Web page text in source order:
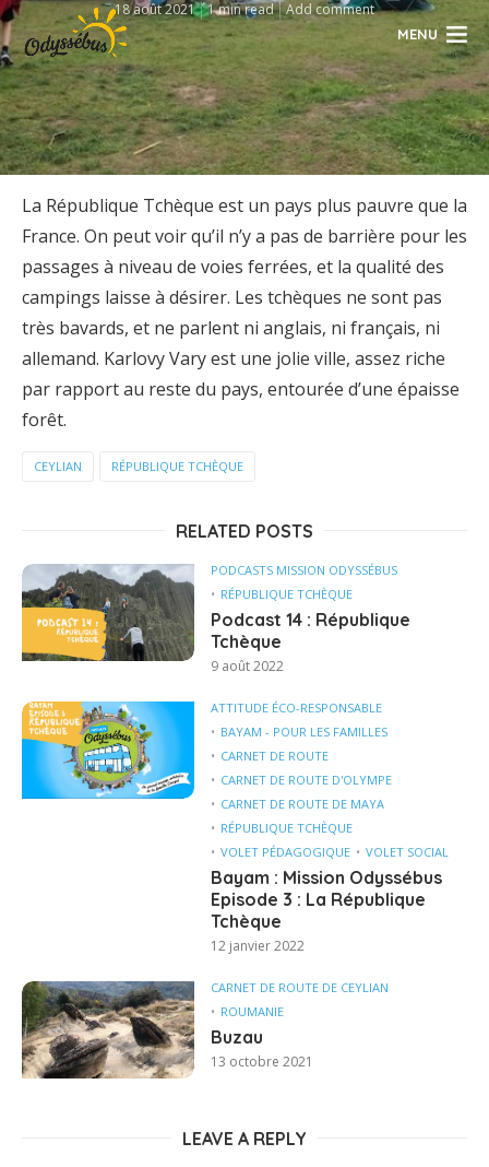
MENU
18 août 2021 1 min read Add comment
La République Tchèque est un pays plus pauvre que la
France. On peut voir qu’il n’y a pas de barrière pour les
passages à niveau de voies ferrées, et la qualité des
campings laisse à désirer. Les tchèques ne sont pas
très bavards, et ne parlent ni anglais, ni français, ni
allemand. Karlovy Vary est une jolie ville, assez riche
par rapport au reste du pays, entourée d’une épaisse
forêt.
CEYLIAN RÉPUBLIQUE TCHÈQUE
RELATED POSTS
PODCASTS MISSION ODYSSÉBUS
RÉPUBLIQUE TCHÈQUE
Podcast 14 : République
Tchèque
9 août 2022
ATTITUDE ÉCO-RESPONSABLE
BAYAM - POUR LES FAMILLES
CARNET DE ROUTE
CARNET DE ROUTE D'OLYMPE
CARNET DE ROUTE DE MAYA
RÉPUBLIQUE TCHÈQUE
VOLET PÉDAGOGIQUE
VOLET SOCIAL
Bayam : Mission Odyssébus
Episode 3 : La République
Tchèque
12 janvier 2022
CARNET DE ROUTE DE CEYLIAN
ROUMANIE
Buzau
13 octobre 2021
LEAVE A REPLY